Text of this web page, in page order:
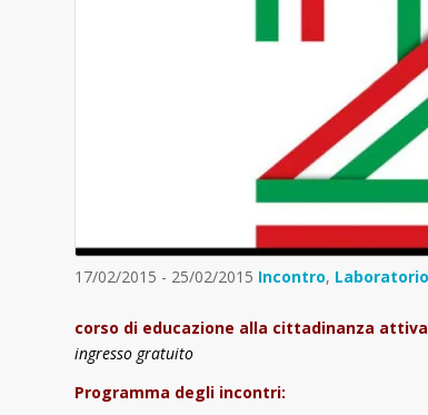
17/02/2015 - 25/02/2015 Incontro, Laboratorio
corso di educazione alla cittadinanza attiva
ingresso gratuito
Programma degli incontri: